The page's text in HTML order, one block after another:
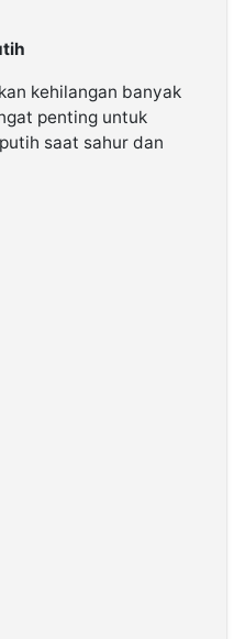
kehilangan banyak
penting untuk
saat sahur dan